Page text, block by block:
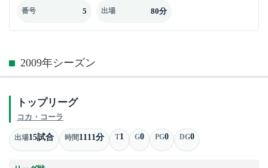
番号 5 出場 80分
2009年シーズン
トップリーグ
コカ・コーラ
出場15試合 時間1111分 T1 G0 PG0 DG0